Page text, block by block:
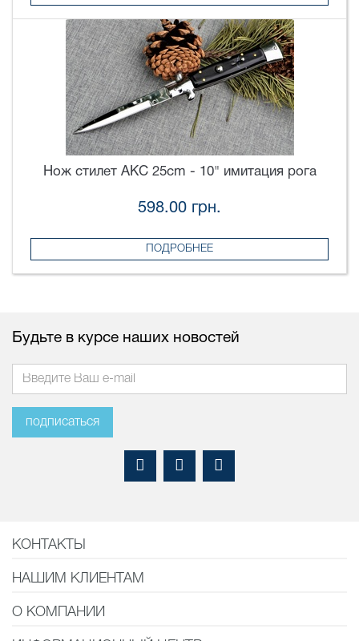
Нож стилет AKC 25cm - 10" имитация рога
598.00 грн.
ПОДРОБНЕЕ
Будьте в курсе наших новостей
подписаться
КОНТАКТЫ
НАШИМ КЛИЕНТАМ
О КОМПАНИИ